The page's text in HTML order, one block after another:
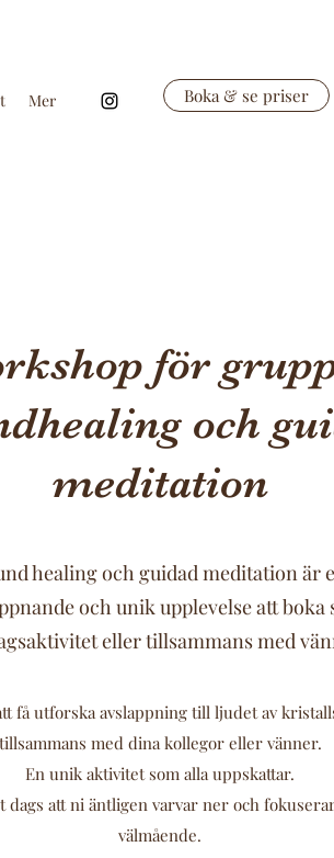
Mer Boka & se priser
för
och
meditation
healing och guidad meditation är
och unik upplevelse att boka
eller tillsammans med
få utforska avslappning till ljudet av
tillsammans med dina kollegor eller vänner.
En unik aktivitet som alla uppskattar.
dags att ni äntligen varvar ner och
välmående.